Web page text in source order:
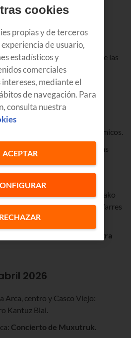
2026
Pregón anunciador de las
2026, a cargo del escritor
Tributo Bruno Mars
2026
Concursos gastronómicos.
de la Provincia: Muestra de las
Danzas.
y Plaza de la Provincia: Arabako
12:30 h se concentran las fanfarres
Concierto de A Contra
2026
Arca, centro y Casco Viejo:
Kantuz Blai.
Concierto de Muxutruk.
cookies
propias y de terceros
de usuario,
estadísticos y
comerciales
mediante el
de navegación. Para
consulta nuestra
RECHAZAR
ACEPTAR